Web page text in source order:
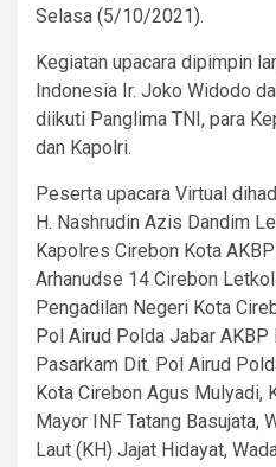
Selasa (5/10/2021).
Kegiatan upacara dipimpin
Indonesia Ir. Joko Widodo
diikuti Panglima TNI, para
dan Kapolri.
Peserta upacara Virtual
H. Nashrudin Azis Dandim
Kapolres Cirebon Kota
Arhanudse 14 Cirebon
Pengadilan Negeri Kota
Pol Airud Polda Jabar
Pasarkam Dit. Pol Airud
Kota Cirebon Agus Mulyadi,
Mayor INF Tatang Basujata,
Laut (KH) Jajat Hidayat,